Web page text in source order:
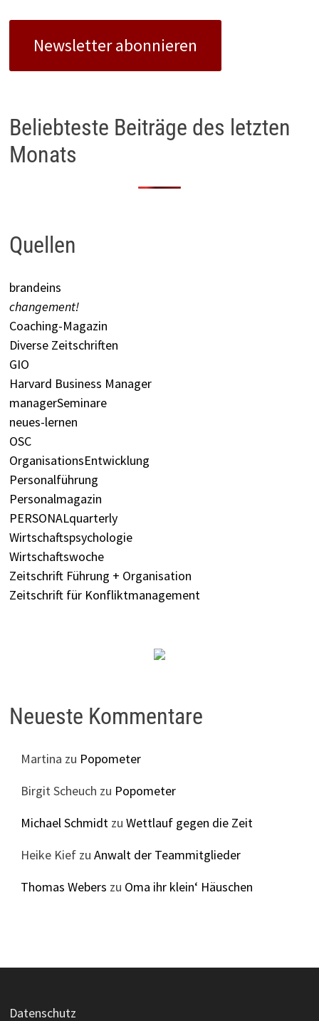
Newsletter abonnieren
Beliebteste Beiträge des letzten
Monats
Quellen
brandeins
changement!
Coaching-Magazin
Diverse Zeitschriften
GIO
Harvard Business Manager
managerSeminare
neues-lernen
OSC
OrganisationsEntwicklung
Personalführung
Personalmagazin
PERSONALquarterly
Wirtschaftspsychologie
Wirtschaftswoche
Zeitschrift Führung + Organisation
Zeitschrift für Konfliktmanagement
Neueste Kommentare
Martina zu Popometer
Birgit Scheuch zu Popometer
Michael Schmidt zuWettlauf gegen die Zeit
Heike Kief zuAnwalt der Teammitglieder
Thomas Webers zu Oma ihr klein‘ Häuschen
Datenschutz